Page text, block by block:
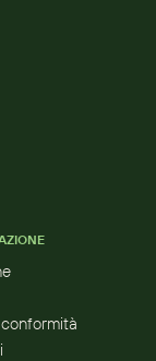
conformità